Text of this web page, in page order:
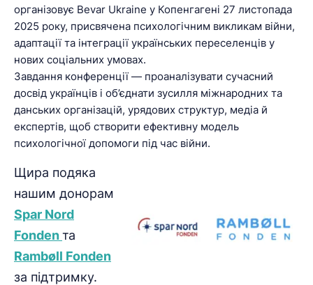
організовує Bevar Ukraine у Копенгагені 27 листопада
2025 року, присвячена психологічним викликам війни,
адаптації та інтеграції українських переселенців у
нових соціальних умовах.
Завдання конференції — проаналізувати сучасний
досвід українців і об’єднати зусилля міжнародних та
данських організацій, урядових структур, медіа й
експертів, щоб створити ефективну модель
психологічної допомоги під час війни.
Щира подяка
нашим донорам
Spar Nord
Fondenта
Rambøll Fonden
за підтримку.